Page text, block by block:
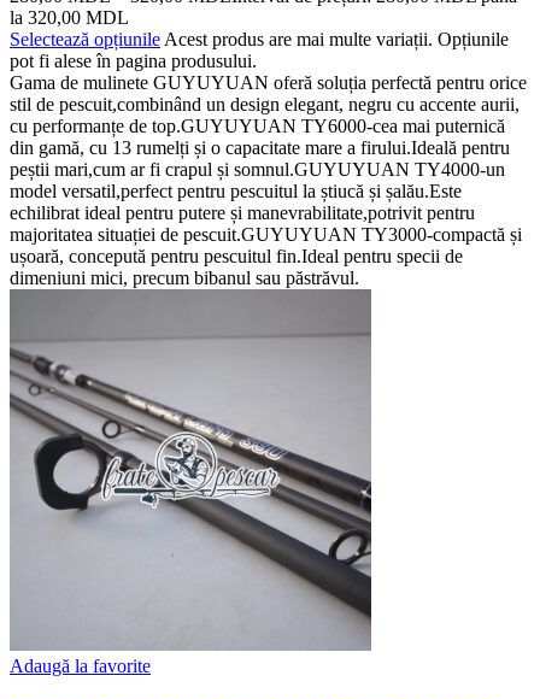
la 320,00 MDL
Selectează opțiunileAcest produs are mai multe variații. Opțiunile
pot fi alese în pagina produsului.
Gama de mulinete GUYUYUAN oferă soluția perfectă pentru orice
stil de pescuit,combinând un design elegant, negru cu accente aurii,
cu performanțe de top.GUYUYUAN TY6000-cea mai puternică
din gamă, cu 13 rumelți și o capacitate mare a firului.Ideală pentru
peștii mari,cum ar fi crapul și somnul.GUYUYUAN TY4000-un
model versatil,perfect pentru pescuitul la știucă și șalău.Este
echilibrat ideal pentru putere și manevrabilitate,potrivit pentru
majoritatea situației de pescuit.GUYUYUAN TY3000-compactă și
ușoară, concepută pentru pescuitul fin.Ideal pentru specii de
dimeniuni mici, precum bibanul sau păstrăvul.
Adaugă la favorite